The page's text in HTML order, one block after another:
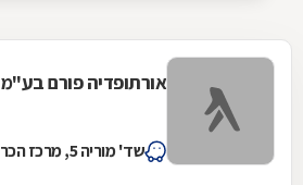
אורתופדיה פורם בע"מ
שד' מוריה 5, מרכז הכרמל חיפה